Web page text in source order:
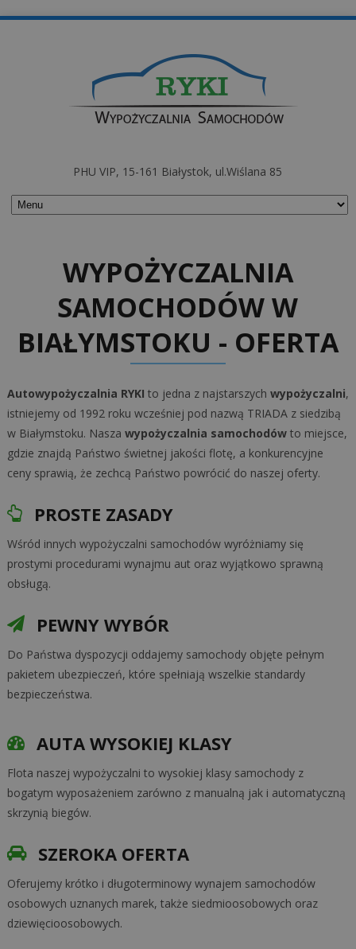
PHU VIP, 15-161 Białystok, ul.Wiślana 85
WYPOŻYCZALNIA
SAMOCHODÓW W
BIAŁYMSTOKU - OFERTA
Autowypożyczalnia RYKI to jedna z najstarszych wypożyczalni,
istniejemy od 1992 roku wcześniej pod nazwą TRIADA z siedzibą
w Białymstoku. Nasza wypożyczalnia samochodówto miejsce,
gdzie znajdą Państwo świetnej jakości flotę, a konkurencyjne
ceny sprawią, że zechcą Państwo powrócić do naszej oferty.
PROSTE ZASADY
Wśród innych wypożyczalni samochodów wyróżniamy się
prostymi procedurami wynajmu aut oraz wyjątkowo sprawną
obsługą.
PEWNY WYBÓR
Do Państwa dyspozycji oddajemy samochody objęte pełnym
pakietem ubezpieczeń, które spełniają wszelkie standardy
bezpieczeństwa.
AUTA WYSOKIEJ KLASY
Flota naszej wypożyczalni to wysokiej klasy samochody z
bogatym wyposażeniem zarówno z manualną jak i automatyczną
skrzynią biegów.
SZEROKA OFERTA
Oferujemy krótko i długoterminowy wynajem samochodów
osobowych uznanych marek, także siedmioosobowych oraz
dziewięcioosobowych.